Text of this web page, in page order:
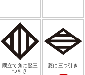
隅立て角に竪三
つ引き
菱に三つ引き